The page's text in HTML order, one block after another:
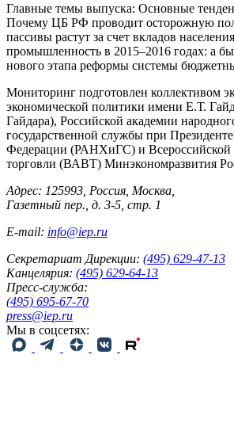
Главные темы выпуска: Основные
Почему ЦБ РФ проводит осторожную
пассивы растут за счет вкладов
промышленность в 2015–2016 годах: а
нового этапа реформы системы
Мониторинг подготовлен коллективом
экономической политики имени Е.Т.
Гайдара), Российской академии
государственной службы при
Федерации (РАНХиГС) и Всероссийской
торговли (ВАВТ) Минэкономразвития
Адрес: 125993, Россия, Москва,
Газетный пер., д. 3-5, стр. 1
E-mail: info@iep.ru
Секретариат Дирекции: (495) 629-47-13
Канцелярия: (495) 629-64-13
Пресс-служба:
(495) 695-67-70
press@iep.ru
Мы в соцсетях: